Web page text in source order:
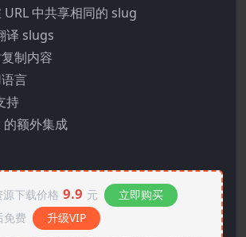
URL 中共享相同的 slug
译 slugs
制内容
言
持
的额外集成
源下载价格 9.9 元
立即购买
免费 升级VIP